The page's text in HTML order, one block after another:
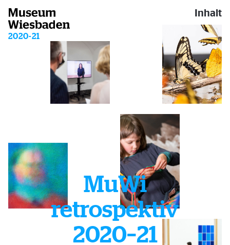
Museum Wiesbaden
2020-21
Inhalt
MuWi
retrospektiv
2020–21